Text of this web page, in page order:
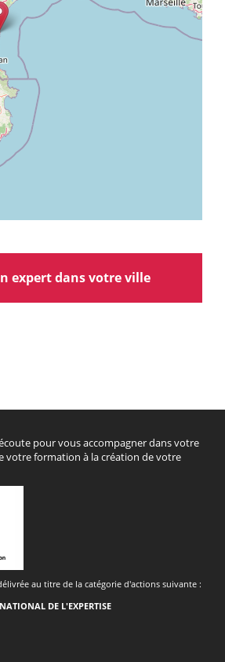
expert dans votre ville
pour vous accompagner dans votre
votre formation à la création de votre
au titre de la catégorie d'actions suivante :
DE L'EXPERTISE